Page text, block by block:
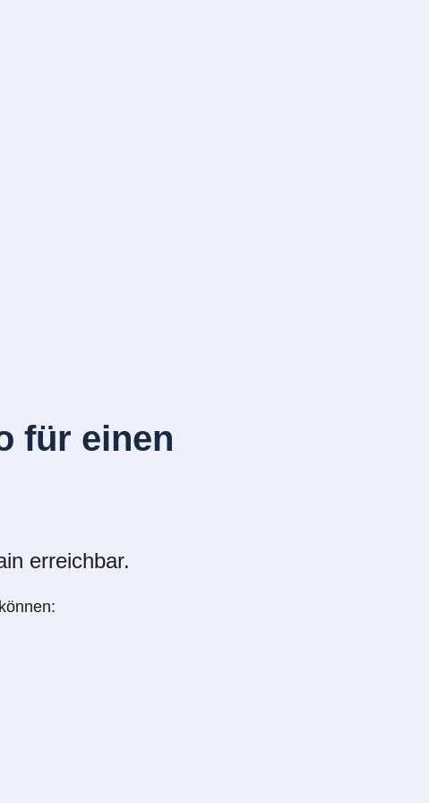
für einen
erreichbar.